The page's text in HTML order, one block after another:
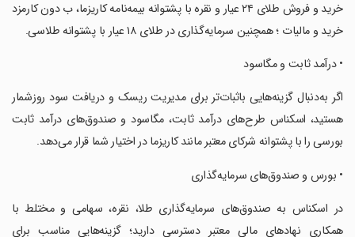
‏خرید و فروش طلای ۲۴ عیار و نقره با پشتوانه بیمه‌نامه کاریزما، ب دون کارمزد
خرید و مالیات ؛ همچنین سرمایه‌گذاری در طلای ۱۸ عیار با پشتوانه طلاسی.
‏• درآمد ثابت و مگاسود
‏اگر به‌دنبال گزینه‌هایی باثبات‌تر برای مدیریت ریسک و دریافت سود روزشمار
هستید، اسکناس طرح‌های درآمد ثابت، مگاسود و صندوق‌های درآمد ثابت
بورسی را با پشتوانه شرکای معتبر مانند کاریزما در اختیار شما قرار می‌دهد.
‏• بورس و صندوق‌های سرمایه‌گذاری
‏در اسکناس به صندوق‌های سرمایه‌گذاری طلا، نقره، سهامی و مختلط با
همکاری نهادهای مالی معتبر دسترسی دارید؛ گزینه‌هایی مناسب برای